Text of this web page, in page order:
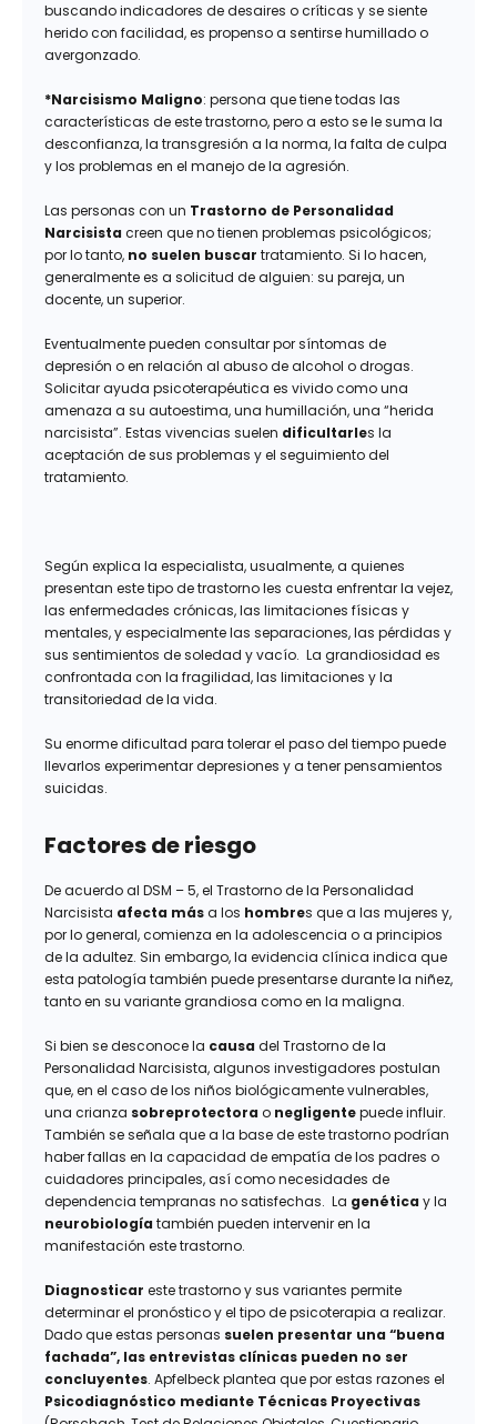
buscando indicadores de desaires o críticas y se siente
herido con facilidad, es propenso a sentirse humillado o
avergonzado.
*Narcisismo Maligno: persona que tiene todas las
características de este trastorno, pero a esto se le suma la
desconfianza, la transgresión a la norma, la falta de culpa
y los problemas en el manejo de la agresión.
Las personas con un Trastorno de Personalidad
Narcisista creen que no tienen problemas psicológicos;
por lo tanto, no suelen buscar tratamiento. Si lo hacen,
generalmente es a solicitud de alguien: su pareja, un
docente, un superior.
Eventualmente pueden consultar por síntomas de
depresión o en relación al abuso de alcohol o drogas.
Solicitar ayuda psicoterapéutica es vivido como una
amenaza a su autoestima, una humillación, una “herida
narcisista”. Estas vivencias suelen dificultarles la
aceptación de sus problemas y el seguimiento del
tratamiento.
Según explica la especialista, usualmente, a quienes
presentan este tipo de trastorno les cuesta enfrentar la vejez,
las enfermedades crónicas, las limitaciones físicas y
mentales, y especialmente las separaciones, las pérdidas y
sus sentimientos de soledad y vacío. La grandiosidad es
confrontada con la fragilidad, las limitaciones y la
transitoriedad de la vida.
Su enorme dificultad para tolerar el paso del tiempo puede
llevarlos experimentar depresiones y a tener pensamientos
suicidas.
Factores de riesgo
De acuerdo al DSM – 5, el Trastorno de la Personalidad
Narcisista afecta mása los hombres que a las mujeres y,
por lo general, comienza en la adolescencia o a principios
de la adultez. Sin embargo, la evidencia clínica indica que
esta patología también puede presentarse durante la niñez,
tanto en su variante grandiosa como en la maligna.
Si bien se desconoce la causa del Trastorno de la
Personalidad Narcisista, algunos investigadores postulan
que, en el caso de los niños biológicamente vulnerables,
una crianza sobreprotectora o negligentepuede influir.
También se señala que a la base de este trastorno podrían
haber fallas en la capacidad de empatía de los padres o
cuidadores principales, así como necesidades de
dependencia tempranas no satisfechas. La genética y la
neurobiología también pueden intervenir en la
manifestación este trastorno.
Diagnosticar este trastorno y sus variantes permite
determinar el pronóstico y el tipo de psicoterapia a realizar.
Dado que estas personas suelen presentar una “buena
fachada”, las entrevistas clínicas pueden no ser
concluyentes. Apfelbeck plantea que por estas razones el
Psicodiagnóstico mediante Técnicas Proyectivas